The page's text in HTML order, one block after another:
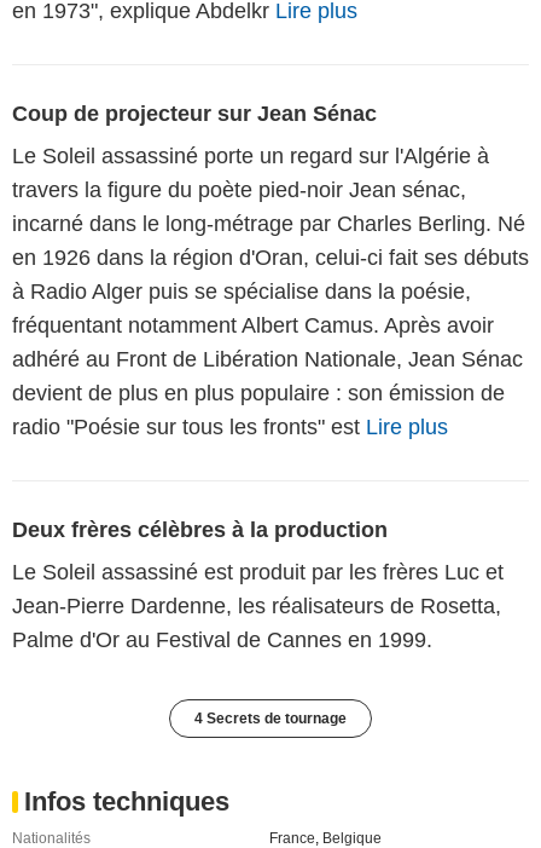
en 1973", explique Abdelkr Lire plus
Coup de projecteur sur Jean Sénac
Le Soleil assassiné porte un regard sur l'Algérie à
travers la figure du poète pied-noir Jean sénac,
incarné dans le long-métrage par Charles Berling. Né
en 1926 dans la région d'Oran, celui-ci fait ses débuts
à Radio Alger puis se spécialise dans la poésie,
fréquentant notamment Albert Camus. Après avoir
adhéré au Front de Libération Nationale, Jean Sénac
devient de plus en plus populaire : son émission de
radio "Poésie sur tous les fronts" est Lire plus
Deux frères célèbres à la production
Le Soleil assassiné est produit par les frères Luc et
Jean-Pierre Dardenne, les réalisateurs de Rosetta,
Palme d'Or au Festival de Cannes en 1999.
4 Secrets de tournage
Infos techniques
Nationalités France Belgique